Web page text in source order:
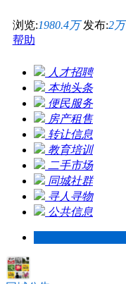
浏览:1980.4万 发布:2万
帮助
人才招聘
本地头条
便民服务
房产租售
转让信息
教育培训
二手市场
同城社群
寻人寻物
公共信息